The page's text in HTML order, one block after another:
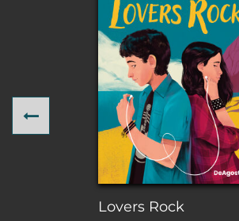
Lovers Rock
Previous